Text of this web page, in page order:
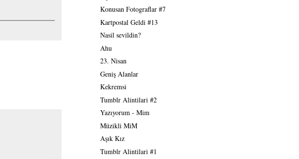
Konusan Fotograflar #7
Kartpostal Geldi #13
Nasil sevildin?
Ahu
23. Nisan
Geniş Alanlar
Kekremsi
Tumblr Alintilari #2
Yazıyorum - Mim
Müzikli MiM
Aşık Kız
Tumblr Alintilari #1